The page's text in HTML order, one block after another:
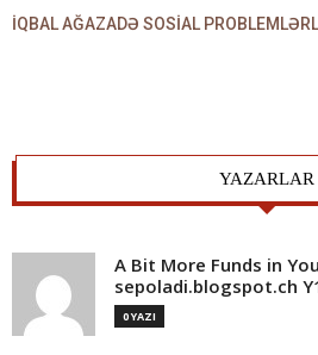
YAZARLAR
A Bit More Funds in
sepoladi.blogspot.ch
0 YAZI